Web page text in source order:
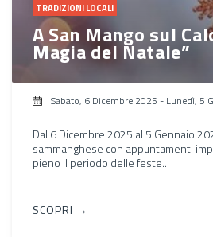
TRADIZIONI LOCALI
A San Mango sul
Magia del Natale”
Sabato, 6 Dicembre 2025 - Lunedì, 5
Dal 6 Dicembre 2025 al 5 Gennaio
sammanghese con appuntamenti
pieno il periodo delle feste...
SCOPRI →